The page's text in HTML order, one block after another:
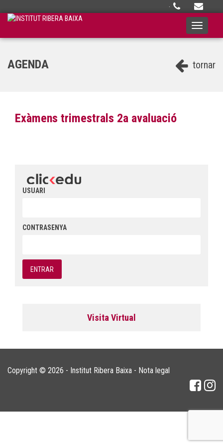
·
Toggle
tornar
AGENDA
Exàmens trimestrals 2a avaluació
USUARI
CONTRASENYA
Visita Virtual
Copyright © 2026 - Institut Ribera Baixa - Nota legal